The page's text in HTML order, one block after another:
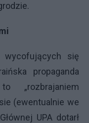
wycofujących się
propaganda
„rozbrajaniem
(ewentualnie we
UPAdotarł